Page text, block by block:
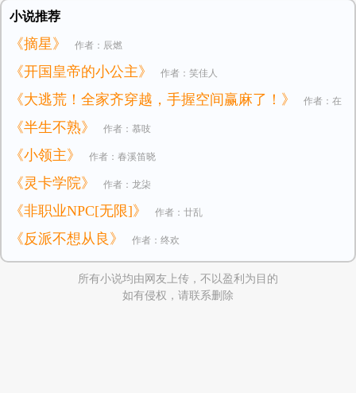
小说推荐
《摘星》 作者：辰燃
《开国皇帝的小公主》 作者：笑佳人
《大逃荒！全家齐穿越，手握空间赢麻了！》 作者：在
逃小公主
《半生不熟》 作者：慕吱
《小领主》 作者：春溪笛晓
《灵卡学院》 作者：龙柒
《非职业NPC[无限]》 作者：廿乱
《反派不想从良》 作者：终欢
所有小说均由网友上传，不以盈利为目的
如有侵权，请联系删除